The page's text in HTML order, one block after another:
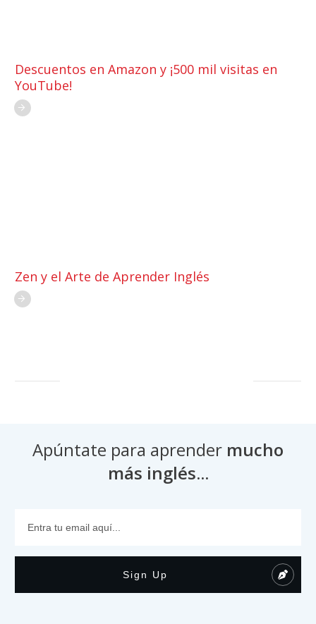
Descuentos en Amazon y ¡500 mil visitas en
YouTube!
Zen y el Arte de Aprender Inglés
Apúntate para aprender mucho
más inglés...
Sign Up